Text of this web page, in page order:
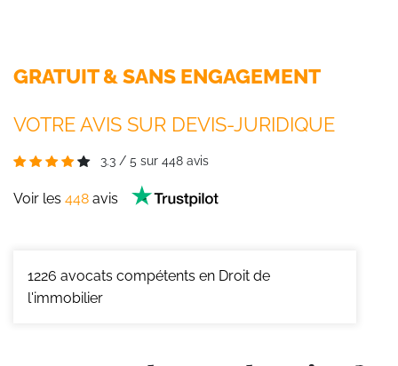
GRATUIT & SANS ENGAGEMENT
VOTRE AVIS SUR DEVIS-JURIDIQUE
3.3 / 5 sur 448 avis
Voir les 448 avis
1226 avocats compétents en Droit de
l'immobilier